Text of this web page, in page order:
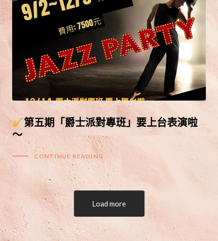
第五期「爵士派對專班」要上台表演啦
～
CONTINUE READING
Load more